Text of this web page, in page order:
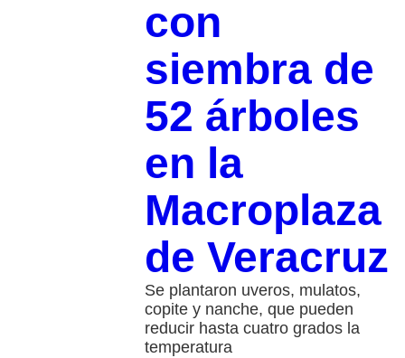
con
siembra de
52 árboles
en la
Macroplaza
de Veracruz
Se plantaron uveros, mulatos,
copite y nanche, que pueden
reducir hasta cuatro grados la
temperatura